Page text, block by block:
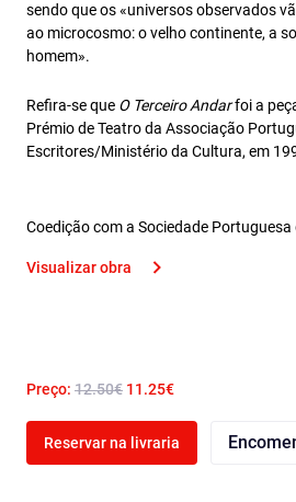
sendo que os «universos observados
ao microcosmo: o velho continente, a
homem».
Refira-se que O Terceiro Andarfoi a
Prémio de Teatro da Associação
Escritores/Ministério da Cultura, em
Coedição com a Sociedade Portuguesa
Visualizar obra
Preço: 12.50€ 11.25€
Reservar na livraria